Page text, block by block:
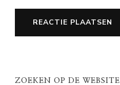
ZOEKEN OP DE WEBSITE